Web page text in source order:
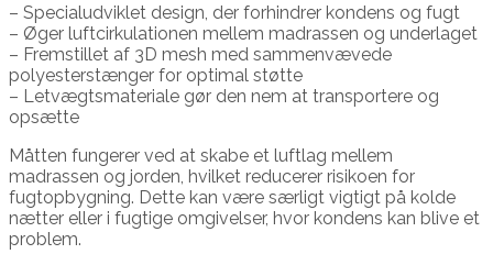
– Specialudviklet design, der forhindrer kondens og fugt
– Øger luftcirkulationen mellem madrassen og underlaget
– Fremstillet af 3D mesh med sammenvævede
polyesterstænger for optimal støtte
– Letvægtsmateriale gør den nem at transportere og
opsætte
Måtten fungerer ved at skabe et luftlag mellem
madrassen og jorden, hvilket reducerer risikoen for
fugtopbygning. Dette kan være særligt vigtigt på kolde
nætter eller i fugtige omgivelser, hvor kondens kan blive et
problem.